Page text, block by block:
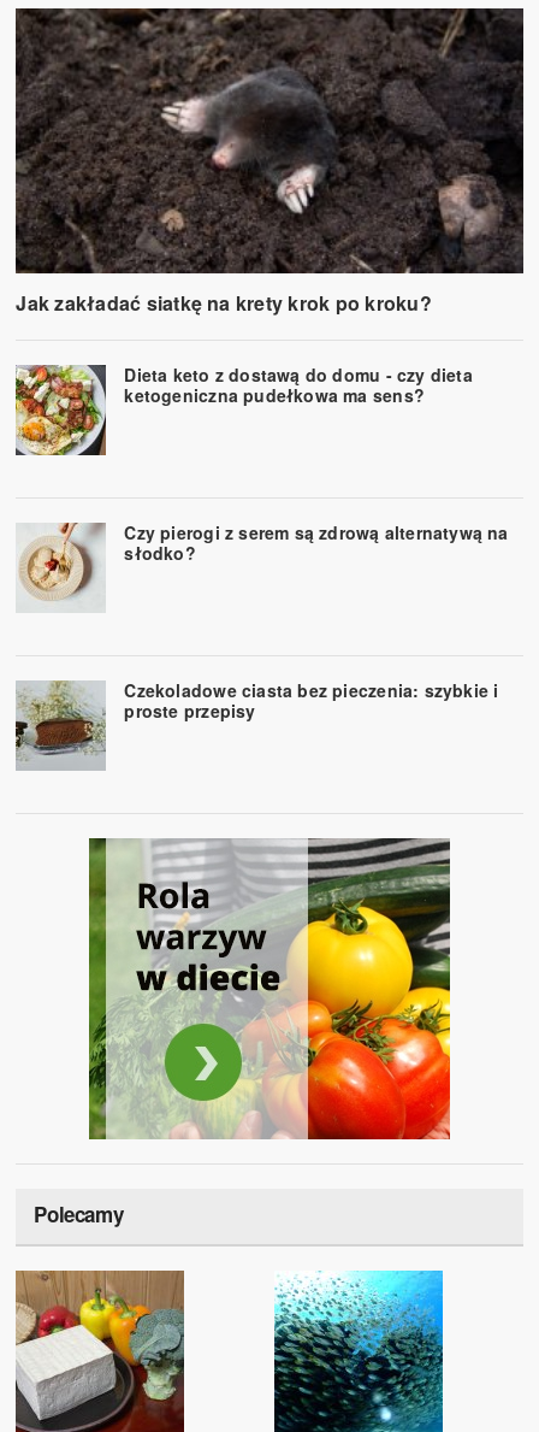
Jak zakładać siatkę na krety krok po kroku?
Dieta keto z dostawą do domu - czy dieta
ketogeniczna pudełkowa ma sens?
Czy pierogi z serem są zdrową alternatywą na
słodko?
Czekoladowe ciasta bez pieczenia: szybkie i
proste przepisy
Polecamy